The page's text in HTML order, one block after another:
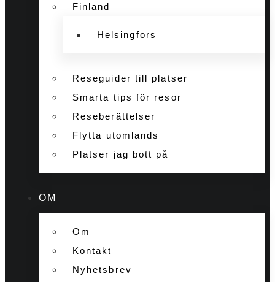
Finland
Helsingfors
Reseguider till platser
Smarta tips för resor
Reseberättelser
Flytta utomlands
Platser jag bott på
OM
Om
Kontakt
Nyhetsbrev